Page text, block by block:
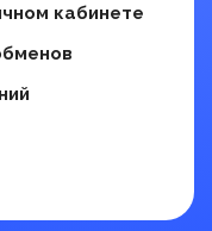
кабинете